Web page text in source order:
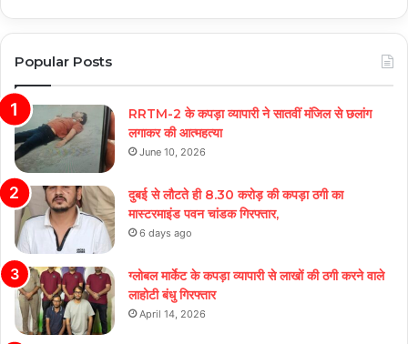
Popular Posts
RRTM-2 के कपड़ा व्यापारी ने सातवीं मंजिल से छलांग
लगाकर की आत्महत्या
June 10, 2026
दुबई से लौटते ही 8.30 करोड़ की कपड़ा ठगी का
मास्टरमाइंड पवन चांडक गिरफ्तार,
6 days ago
ग्लोबल मार्केट के कपड़ा व्यापारी से लाखों की ठगी करने वाले
लाहोटी बंधु गिरफ्तार
April 14, 2026